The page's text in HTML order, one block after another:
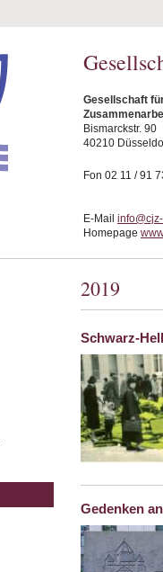
Gesellschaft
Bismarckstr. 90
40210
Fon 02 11 / 91
E-Mail
Homepage
2019
Schwarz-
Gedenken